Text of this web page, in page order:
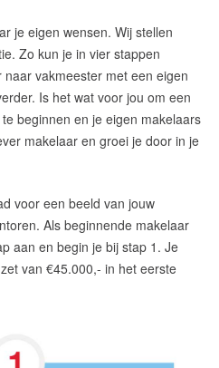
je eigen wensen. Wij stellen
Zo kun je in vier stappen
vakmeester met een eigen
Is het wat voor jou om een
beginnen en je eigen makelaars
makelaar en groei je door in je
voor een beeld van jouw
Als beginnende makelaar
aan en begin je bij stap 1. Je
van €45.000,- in het eerste